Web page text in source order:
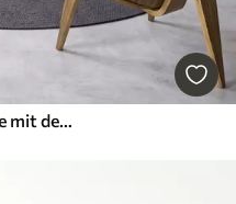
Eine braune politische Weltkarte mit deutschen Flaggen